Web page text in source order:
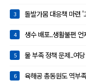
3 돌발가뭄 대응책 마련 '
4 생수 배포..생활불편 언
5 물 부족 정책 문제..여
6 육해공 총동원도 역부